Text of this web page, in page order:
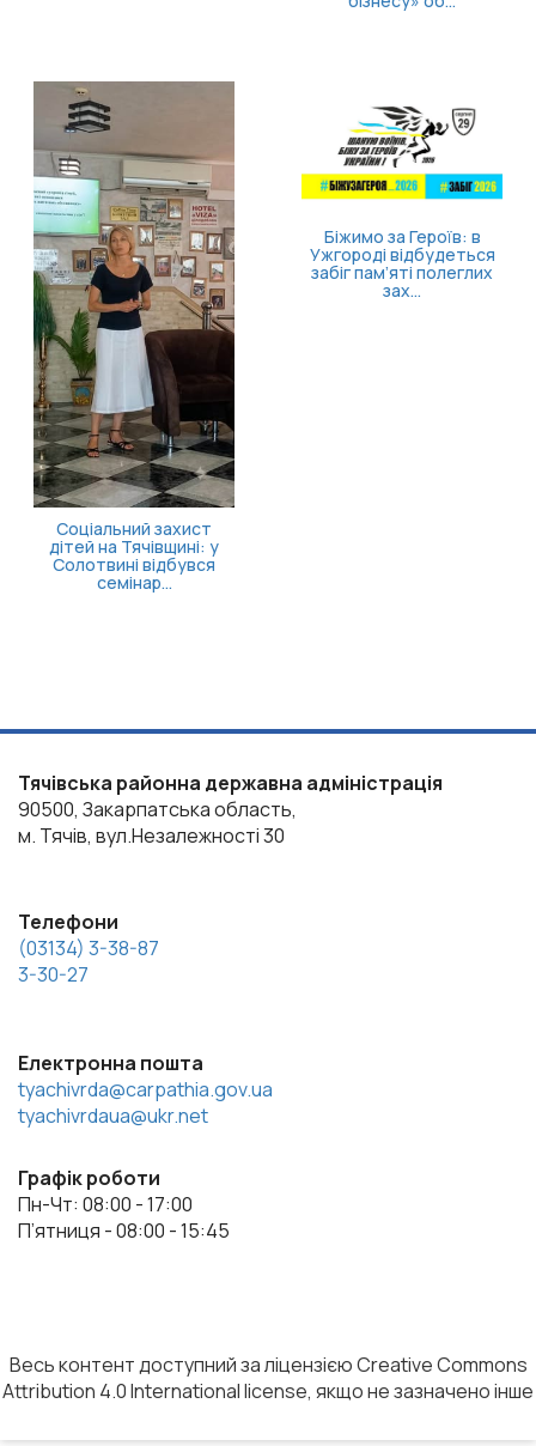
захист
на Тячівщині: у
відбувся
семінар...
Біжимо за Героїв: в
Ужгороді відбудеться
забіг пам’яті полеглих
Тячівська районна державна адміністрація
90500, Закарпатська область,
м. Тячів, вул.Незалежності 30
Телефони
(03134) 3-38-87
3-30-27
Електронна пошта
tyachivrda@carpathia.gov.ua
tyachivrdaua@ukr.net
Графік роботи
Пн-Чт: 08:00 - 17:00
П’ятниця - 08:00 - 15:45
Весь контент доступний за ліцензією Creative Commons
Attribution 4.0 International license, якщо не зазначено інше